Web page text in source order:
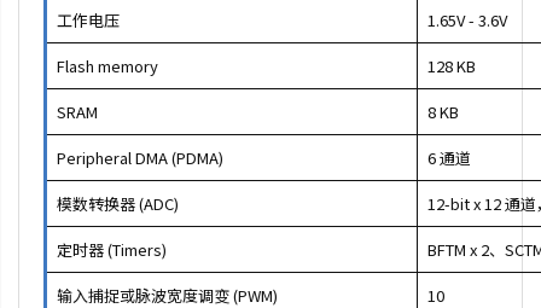
工作电压
1.65V - 3.6V
Flash memory
128 KB
SRAM
8 KB
Peripheral DMA (PDMA)
6 通道
模数转换器 (ADC)
12-bit x 12 通
定时器 (Timers)
BFTM x 2、
输入捕捉或脉波宽度调变 (PWM)
10